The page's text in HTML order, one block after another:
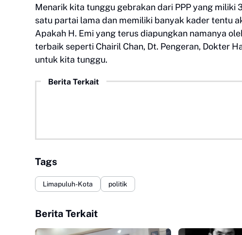
Menarik kita tunggu gebrakan dari PPP yang miliki
satu partai lama dan memiliki banyak kader tentu
Apakah H. Emi yang terus diapungkan namanya
terbaik seperti Chairil Chan, Dt. Pengeran, Dokter
untuk kita tunggu.
Berita Terkait
Tags
Limapuluh-Kota politik
Berita Terkait